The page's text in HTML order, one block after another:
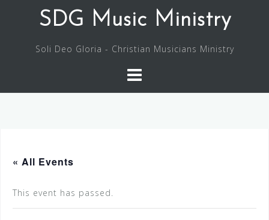
SDG Music Ministry
Soli Deo Gloria - Christian Musicians Ministry
« All Events
This event has passed.